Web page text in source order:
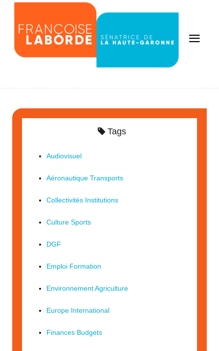
Tags
Audiovisuel
Aéronautique Transports
Collectivités Institutions
Culture Sports
DGF
Emploi Formation
Environnement Agriculture
Europe International
Finances Budgets